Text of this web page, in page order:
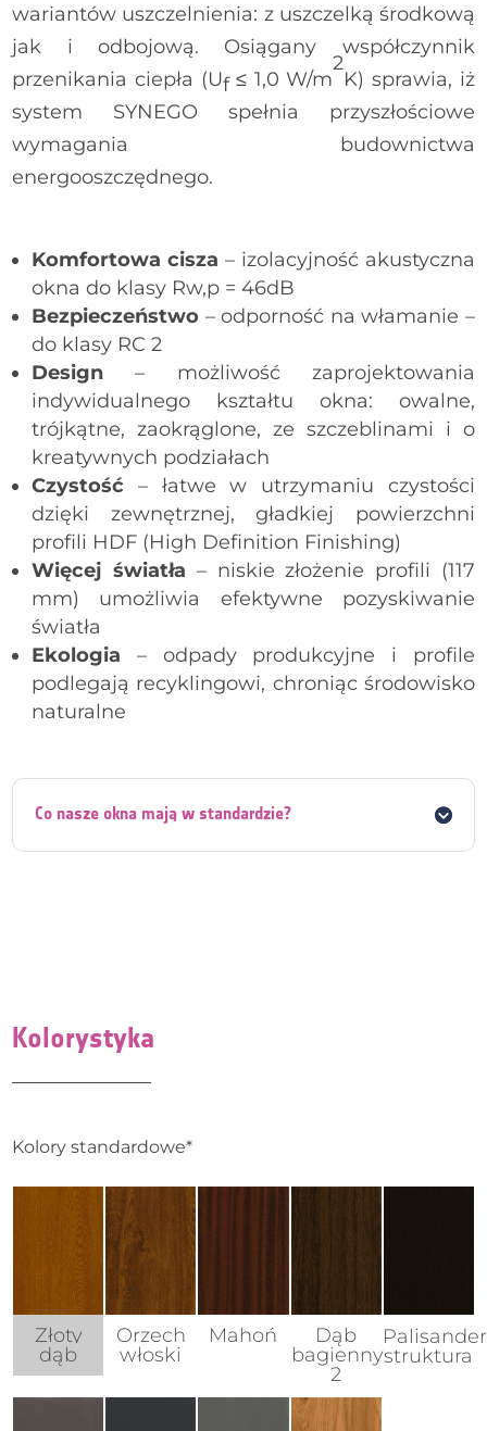
wariantów uszczelnienia: z uszczelką środkową
jak i odbojową. Osiągany współczynnik
przenikania ciepła (Uf≤ 1,0 W/m
2
K) sprawia, iż
system SYNEGO spełnia przyszłościowe
wymagania budownictwa
energooszczędnego.
Komfortowa cisza – izolacyjność akustyczna
okna do klasy Rw,p = 46dB
Bezpieczeństwo – odporność na włamanie –
do klasy RC 2
Design – możliwość zaprojektowania
indywidualnego kształtu okna: owalne,
trójkątne, zaokrąglone, ze szczeblinami i o
kreatywnych podziałach
Czystość – łatwe w utrzymaniu czystości
dzięki zewnętrznej, gładkiej powierzchni
profili HDF (High Definition Finishing)
Więcej światła – niskie złożenie profili (117
mm) umożliwia efektywne pozyskiwanie
światła
Ekologia – odpady produkcyjne i profile
podlegają recyklingowi, chroniąc środowisko
naturalne
Co nasze okna mają w standardzie?
Kolorystyka
Kolory standardowe*
Złoty
dąb
Orzech
włoski
Mahoń
Dąb
bagienny
2
Palisander
struktura
HOPPE Atlanta - biały